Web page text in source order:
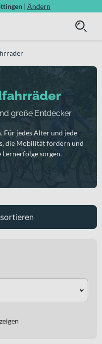
| Ändern
große Entdecker
Für jedes Alter und jede
die Mobilität fördern und
sorgen.